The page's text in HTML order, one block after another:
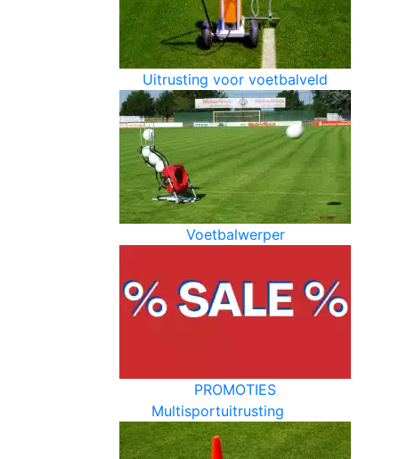
Uitrusting voor voetbalveld
Voetbalwerper
PROMOTIES
Multisportuitrusting